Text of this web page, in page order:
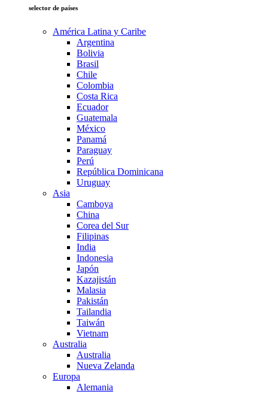
selector de países
América Latina y Caribe
Argentina
Bolivia
Brasil
Chile
Colombia
Costa Rica
Ecuador
Guatemala
México
Panamá
Paraguay
Perú
República Dominicana
Uruguay
Asia
Camboya
China
Corea del Sur
Filipinas
India
Indonesia
Japón
Kazajistán
Malasia
Pakistán
Tailandia
Taiwán
Vietnam
Australia
Australia
Nueva Zelanda
Europa
Alemania